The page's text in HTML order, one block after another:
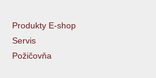
Produkty E-shop
Servis
Požičovňa